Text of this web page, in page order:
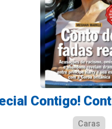
Contigo!
Caras